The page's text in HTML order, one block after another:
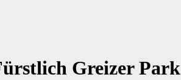
Greizer Park